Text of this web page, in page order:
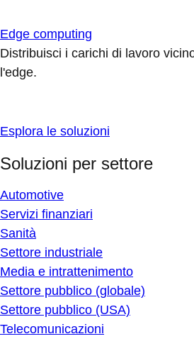
Edge computing
Distribuisci i carichi di lavoro
l'edge.
Esplora le soluzioni
Soluzioni per settore
Automotive
Servizi finanziari
Sanità
Settore industriale
Media e intrattenimento
Settore pubblico (globale)
Settore pubblico (USA)
Telecomunicazioni